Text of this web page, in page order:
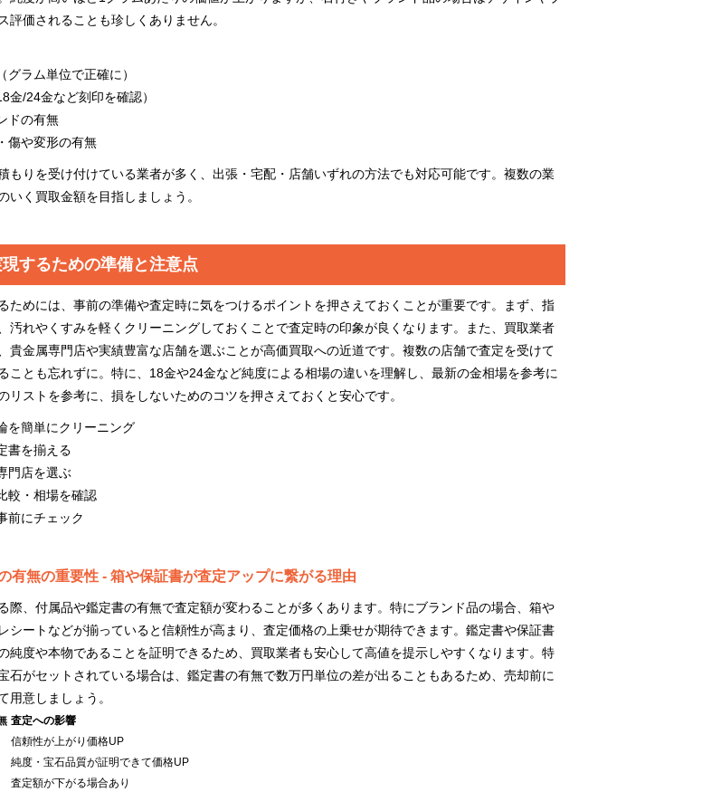
評価されることも珍しくありません。
グラム単位で正確に）
金/24金など刻印を確認）
ドの有無
傷や変形の有無
もりを受け付けている業者が多く、出張・宅配・店舗いずれの方法でも対応可能です。複数の業
いく買取金額を目指しましょう。
するための準備と注意点
ためには、事前の準備や査定時に気をつけるポイントを押さえておくことが重要です。まず、指
汚れやくすみを軽くクリーニングしておくことで査定時の印象が良くなります。また、買取業者
貴金属専門店や実績豊富な店舗を選ぶことが高価買取への近道です。複数の店舗で査定を受けて
ことも忘れずに。特に、18金や24金など純度による相場の違いを理解し、最新の金相場を参考に
リストを参考に、損をしないためのコツを押さえておくと安心です。
を簡単にクリーニング
書を揃える
門店を選ぶ
較・相場を確認
前にチェック
有無の重要性 - 箱や保証書が査定アップに繋がる理由
際、付属品や鑑定書の有無で査定額が変わることが多くあります。特にブランド品の場合、箱や
シートなどが揃っていると信頼性が高まり、査定価格の上乗せが期待できます。鑑定書や保証書
純度や本物であることを証明できるため、買取業者も安心して高値を提示しやすくなります。特
石がセットされている場合は、鑑定書の有無で数万円単位の差が出ることもあるため、売却前に
用意しましょう。
査定への影響
信頼性が上がり価格UP
純度・宝石品質が証明できて価格UP
査定額が下がる場合あり